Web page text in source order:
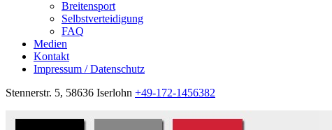
Breitensport
Selbstverteidigung
FAQ
Medien
Kontakt
Impressum / Datenschutz
Stennerstr. 5, 58636 Iserlohn +49-172-1456382